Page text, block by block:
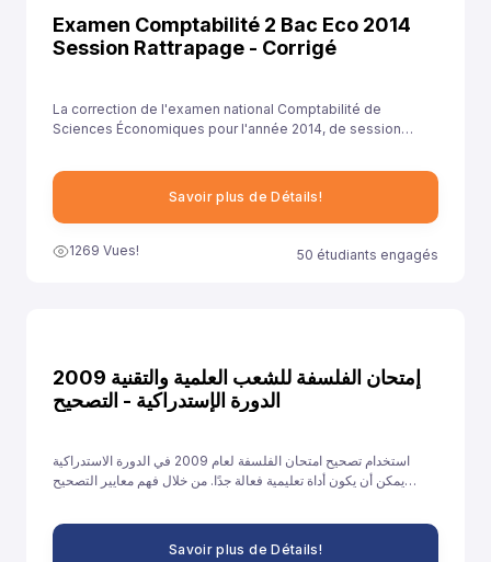
Examen Comptabilité 2 Bac Eco 2014
Session Rattrapage - Corrigé
La correction de l'examen national Comptabilité de
Sciences Économiques pour l'année 2014, de session
comprendre leurs erreurs et à améliorer leurs
Savoir plus de Détails!
1269 Vues! 50 étudiants engagés
إمتحان الفلسفة للشعب العلمية والتقنية 2009
الدورة الإستدراكية - التصحيح
استخدام تصحيح امتحان الفلسفة لعام 2009 في الدورة الاستدراكية
يمكن أن يكون أداة تعليمية فعالة جدًا. من خلال فهم معايير التصحيح
أدائهم والاستعداد بشكل أفضل للامتحانات القادمة.
Savoir plus de Détails!